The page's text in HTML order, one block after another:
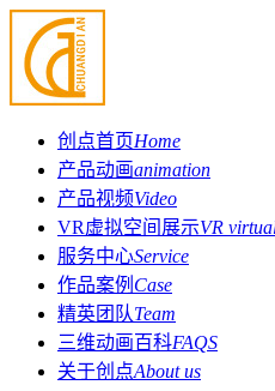
创点首页Home
产品动画animation
产品视频Video
VR虚拟空间展示VR
服务中心Service
作品案例 Case
精英团队Team
三维动画百科FAQS
关于创点About us